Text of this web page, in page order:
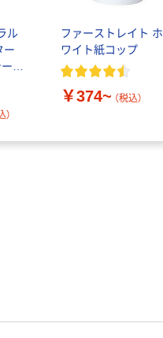
ル
ー
ル
）
ファーストレイト ホ
ワイト紙コップ
￥374~ （税込）